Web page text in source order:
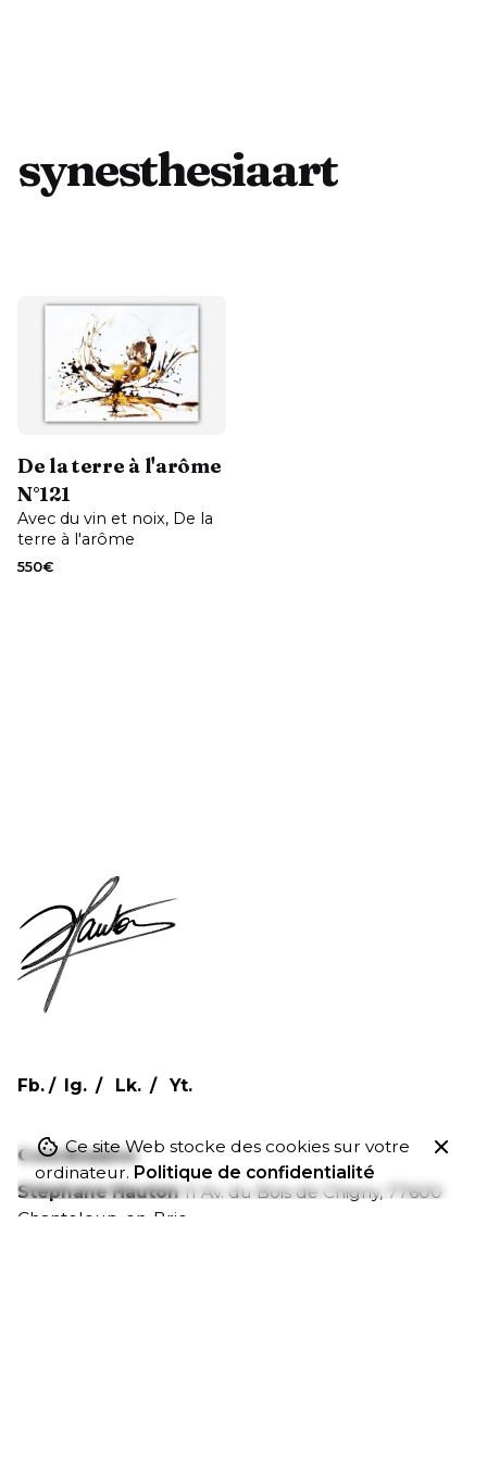
synesthesiaart
Contactez-moi
De la terre à l'arôme
N°121
Avec du vin et noix De la
terre à l'arôme
550€
Fb. / Ig. / Lk. / Yt.
Coordonnées
Stéphane Hauton11 Av. du Bois de Chigny, 77600
Chanteloup-en-Brie
Ce site Web stocke des cookies sur votre
ordinateur.Politique de confidentialité